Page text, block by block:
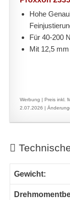
Hohe
Für 40-200
Mit 12,5
Werbung | Preis inkl.
2.07.2026 |
Gewicht: